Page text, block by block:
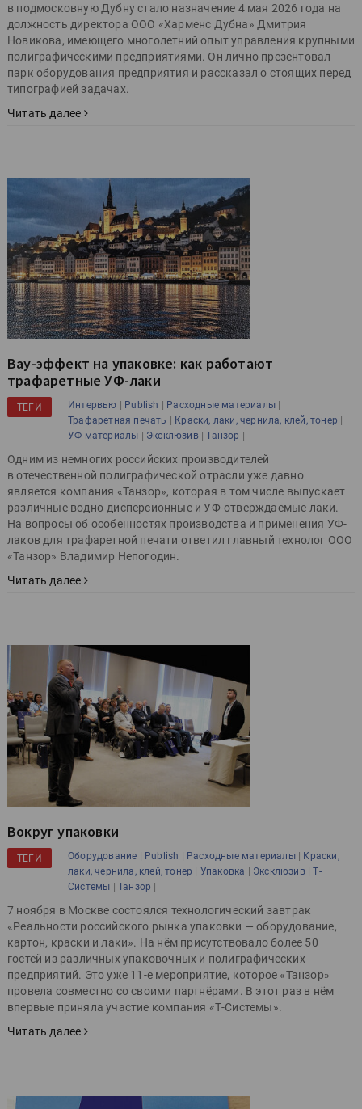
в подмосковную Дубну стало назначение 4 мая 2026 года на
должность директора ООО «Харменс Дубна» Дмитрия
Новикова, имеющего многолетний опыт управления крупными
полиграфическими предприятиями. Он лично презентовал
парк оборудования предприятия и рассказал о стоящих перед
типографией задачах.
Читать далее
Вау-эффект на упаковке: как работают
трафаретные УФ-лаки
ТЕГИ Интервью | Publish | Расходные материалы |
Трафаретная печать | Краски, лаки, чернила, клей, тонер |
УФ-материалы | Эксклюзив |Танзор |
Одним из немногих российских производителей
в отечественной полиграфической отрасли уже давно
является компания «Танзор», которая в том числе выпускает
различные водно-дисперсионные и УФ-отверждаемые лаки.
На вопросы об особенностях производства и применения УФ-
лаков для трафаретной печати ответил главный технолог ООО
«Танзор» Владимир Непогодин.
Читать далее
Вокруг упаковки
ТЕГИ Оборудование | Publish | Расходные материалы| Краски,
лаки, чернила, клей, тонер | Упаковка | Эксклюзив |Т-
Системы |Танзор |
7 ноября в Москве состоялся технологический завтрак
«Реальности российского рынка упаковки — оборудование,
картон, краски и лаки». На нём присутствовало более 50
гостей из различных упаковочных и полиграфических
предприятий. Это уже 11-е мероприятие, которое «Танзор»
провела совместно со своими партнёрами. В этот раз в нём
впервые приняла участие компания «Т-Системы».
Читать далее